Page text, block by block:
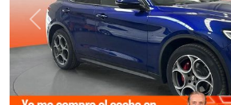
Anterior